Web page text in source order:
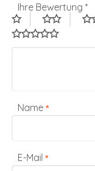
Ihre Bewertung *
Name *
E-Mail *